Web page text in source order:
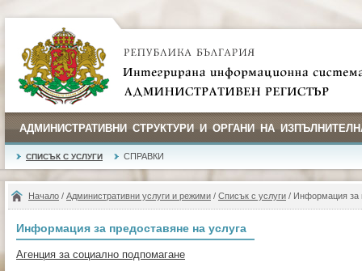
АДМИНИСТРАТИВНИ СТРУКТУРИ И ОРГАНИ НА
СПИСЪК С УСЛУГИ СПРАВКИ
Начало / Административни услуги и режими / Списък с услуги / Информация за
Информация за предоставяне на услуга
Агенция за социално подпомагане